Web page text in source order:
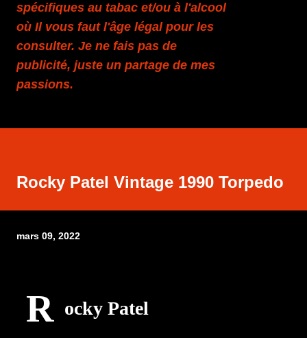
spécifiques au tabac et/ou à l'alcool
où Il vous faut l'âge légal pour les
consulter. Je ne fais pas de
publicité, juste un partage de mes
passions.
Rocky Patel Vintage 1990 Torpedo
mars 09, 2022
R ocky Patel